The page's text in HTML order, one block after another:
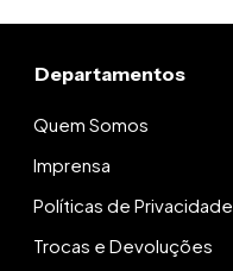
Departamentos
Quem Somos
Imprensa
Políticas de Privacidade
Trocas e Devoluções